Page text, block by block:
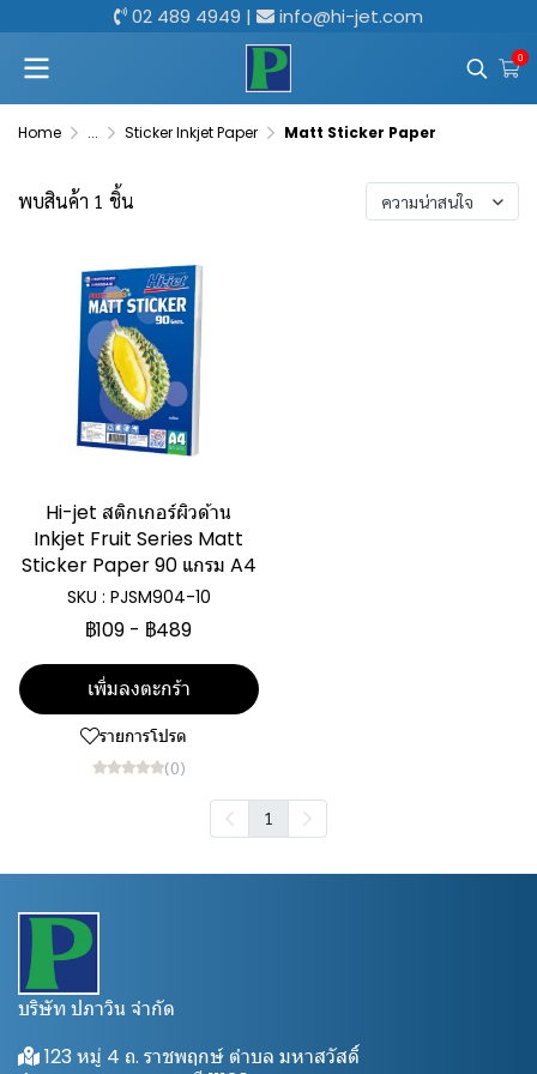
02 489 4949 | info@hi-jet.com
0
Home ... Sticker Inkjet Paper Matt Sticker Paper
พบสินค้า 1 ชิ้น ความน่าสนใจ
Hi-jet สติกเกอร์ผิวด้าน
Inkjet Fruit Series Matt
Sticker Paper 90 แกรม A4
SKU : PJSM904-10
฿109 - ฿489
เพิ่มลงตะกร้า
รายการโปรด
(0)
1
บริษัท ปภาวิน จำกัด
123 หมู่ 4 ถ. ราชพฤกษ์ ตำบล มหาสวัสดิ์